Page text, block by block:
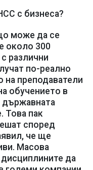
с бизнеса?
може да се
около 300
различни
по-реално
преподаватели
обучението в
държавната
Това пак
според
че ще
Масова
да